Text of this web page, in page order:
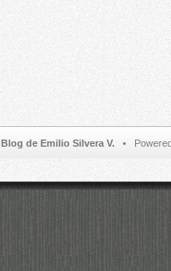
Blog de Emilio Silvera V.•